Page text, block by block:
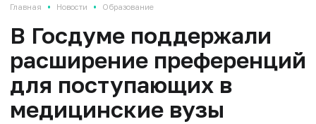
Главная • Новости • Образование
В Госдуме поддержали
расширение преференций
для поступающих в
медицинские вузы